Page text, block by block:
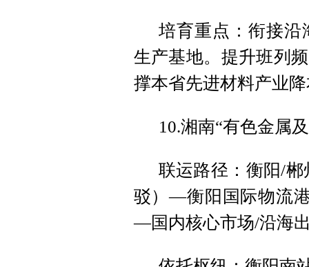
培育重点：衔接沿
生产基地。提升班列
撑本省先进材料产业
10.湘南“有色金属
联运路径：衡阳/
驳）—衡阳国际物流
—国内核心市场/沿海